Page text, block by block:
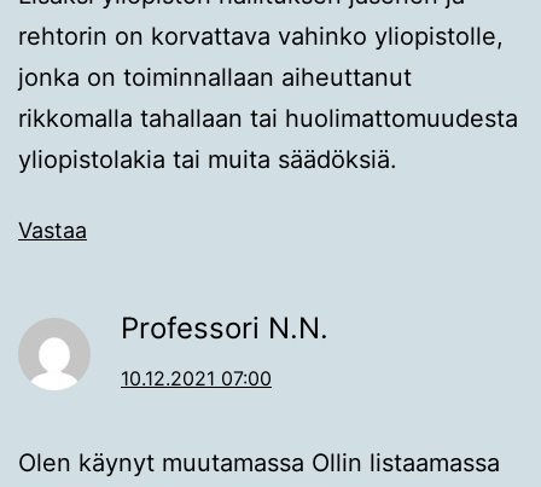
rehtorin on korvattava vahinko yliopistolle,
jonka on toiminnallaan aiheuttanut
rikkomalla tahallaan tai huolimattomuudesta
yliopistolakia tai muita säädöksiä.
Vastaa
Professori N.N.
10.12.2021 07:00
Olen käynyt muutamassa Ollin listaamassa